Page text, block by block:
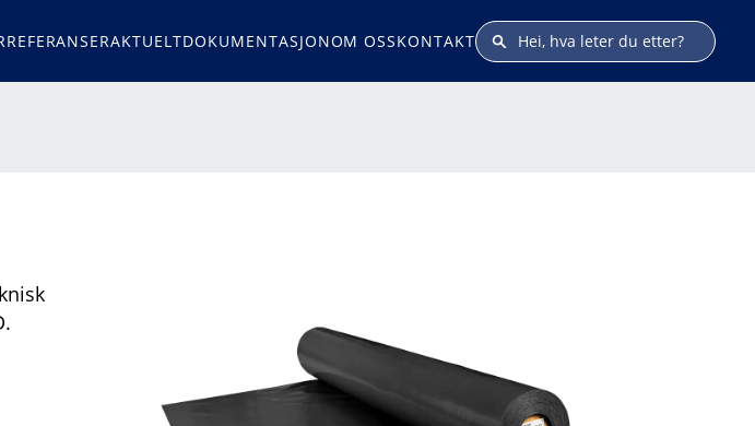
REFERANSERAKTUELTDOKUMENTASJONOM OSSKONTAKT